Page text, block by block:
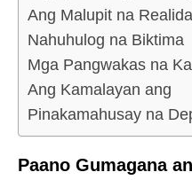
Ang Malupit na
Nahuhulog na Biktima
Mga Pangwakas na
Ang Kamalayan ang
Pinakamahusay na
Paano Gumagana